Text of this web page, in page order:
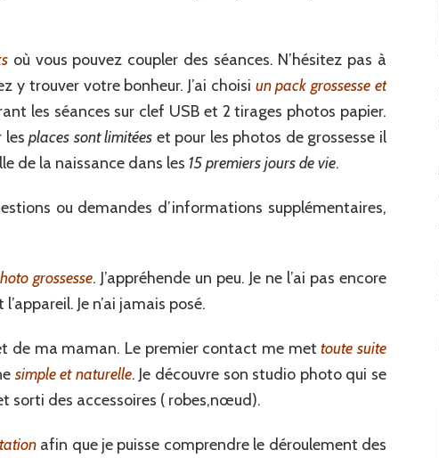
où vous pouvez coupler des séances. N’hésitez pas à
y trouver votre bonheur. J’ai choisi un pack grossesse et
les séances sur clef USB et 2 tirages photos papier.
lesplaces sont limitées et pour les photos de grossesse il
de la naissance dans les 15 premiers jours de vie.
ou demandes d’informations supplémentaires,
grossesse. J’appréhende un peu. Je ne l’ai pas encore
Je n’ai jamais posé.
de ma maman. Le premier contact me mettoute suite
simple et naturelle. Je découvre son studio photo qui se
sorti des accessoires ( robes,nœud).
afin que je puisse comprendre le déroulement des